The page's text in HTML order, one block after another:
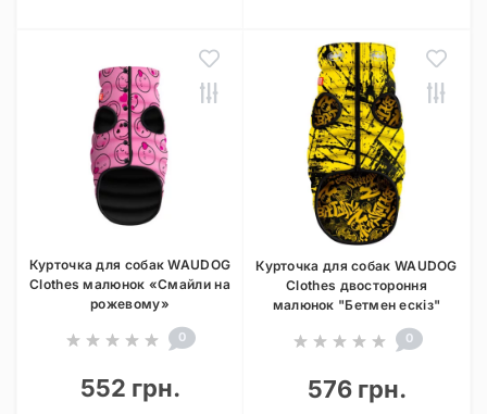
Курточка для собак WAUDOG
Clothes малюнок «Смайли на
рожевому»
0
552 грн.
Курточка для собак WAUDOG
Clothes двостороння
малюнок "Бетмен ескіз"
0
576 грн.